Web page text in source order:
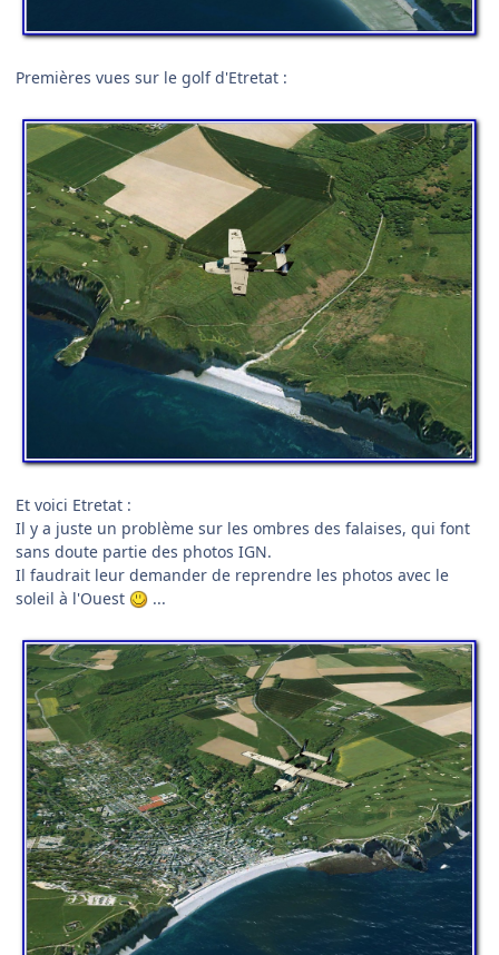
Premières vues sur le golf d'Etretat :
Et voici Etretat :
Il y a juste un problème sur les ombres des falaises, qui font
sans doute partie des photos IGN.
Il faudrait leur demander de reprendre les photos avec le
soleil à l'Ouest
...